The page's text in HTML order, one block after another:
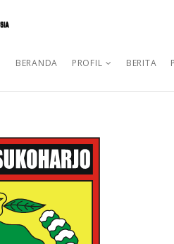
BERANDA PROFIL BERITA